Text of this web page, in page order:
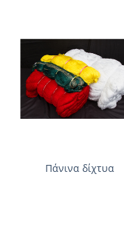
Πάνινα δίχτυα